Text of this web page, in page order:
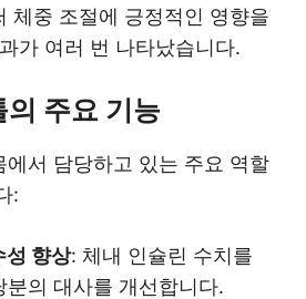
체중 조절에 긍정적인 영향을
가 여러 번 나타났습니다.
주요 기능
에서 담당하고 있는 주요 역할
:
성 향상: 체내 인슐린 수치를
분의 대사를 개선합니다.